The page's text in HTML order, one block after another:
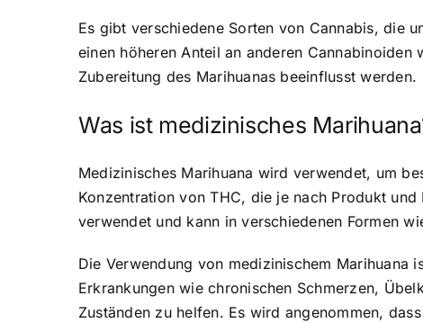
Es gibt verschiedene Sorten von Cannabis, die
einen höheren Anteil an anderen
Zubereitung des Marihuanas beeinflusst werden.
Was ist medizinisches
Medizinisches Marihuana wird verwendet, um
Konzentration von THC, die je nach Produkt
verwendet und kann in verschiedenen Formen
Die Verwendung von medizinischem Marihuana
Erkrankungen wie chronischen Schmerzen,
Zuständen zu helfen. Es wird angenommen,